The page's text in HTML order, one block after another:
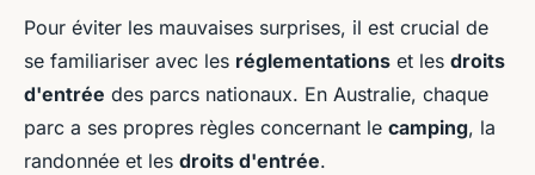
Pour éviter les mauvaises surprises, il est crucial de
se familiariser avec les réglementations et les droits
d'entrée des parcs nationaux. En Australie, chaque
parc a ses propres règles concernant le camping, la
randonnée et les droits d'entrée.